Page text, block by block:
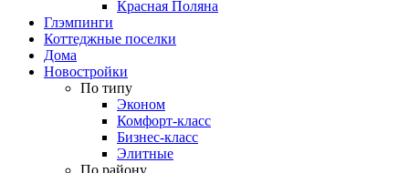
Красная Поляна
Глэмпинги
Коттеджные поселки
Дома
Новостройки
По типу
Эконом
Комфорт-класс
Бизнес-класс
Элитные
По району